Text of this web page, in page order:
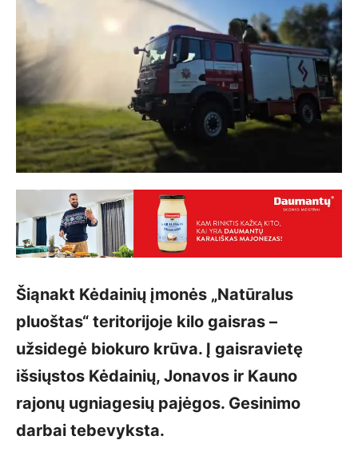
Šiąnakt Kėdainių įmonės „Natūralus
pluoštas“ teritorijoje kilo gaisras –
užsidegė biokuro krūva. Į gaisravietę
išsiųstos Kėdainių, Jonavos ir Kauno
rajonų ugniagesių pajėgos. Gesinimo
darbai tebevyksta.